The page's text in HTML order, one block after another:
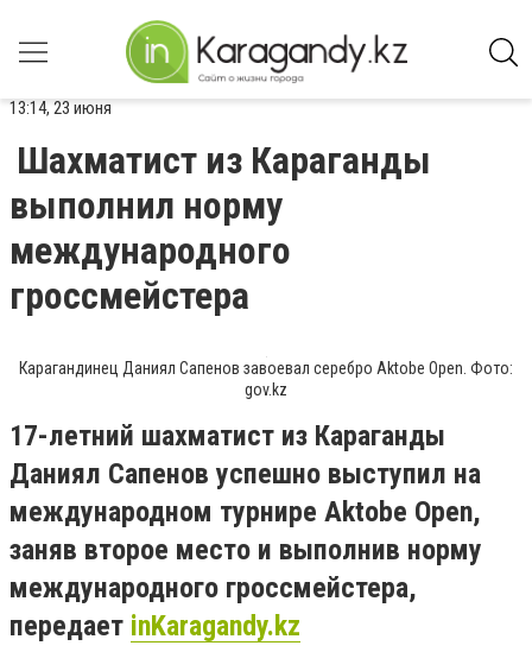
13:14, 23 июня
Шахматист из Караганды
выполнил норму
международного
гроссмейстера
Карагандинец Даниял Сапенов завоевал серебро Aktobe Open. Фото:
gov.kz
17-летний шахматист из Караганды
Даниял Сапенов успешно выступил на
международном турнире Aktobe Open,
заняв второе место и выполнив норму
международного гроссмейстера,
передает inKaragandy.kz